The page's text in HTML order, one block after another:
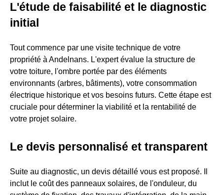
L'étude de faisabilité et le diagnostic
initial
Tout commence par une visite technique de votre
propriété à Andelnans. L'expert évalue la structure de
votre toiture, l'ombre portée par des éléments
environnants (arbres, bâtiments), votre consommation
électrique historique et vos besoins futurs. Cette étape est
cruciale pour déterminer la viabilité et la rentabilité de
votre projet solaire.
Le devis personnalisé et transparent
Suite au diagnostic, un devis détaillé vous est proposé. Il
inclut le coût des panneaux solaires, de l'onduleur, du